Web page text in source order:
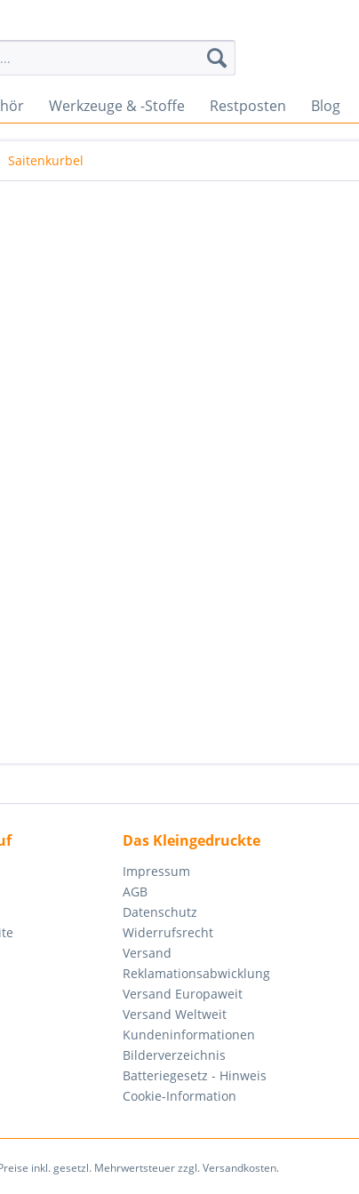
Werkzeuge & -Stoffe Restposten Blog
Saitenkurbel
Das Kleingedruckte
Impressum
AGB
Datenschutz
Widerrufsrecht
Versand
Reklamationsabwicklung
Versand Europaweit
Versand Weltweit
Kundeninformationen
Bilderverzeichnis
Batteriegesetz - Hinweis
Cookie-Information
inkl. gesetzl. Mehrwertsteuer zzgl. Versandkosten.